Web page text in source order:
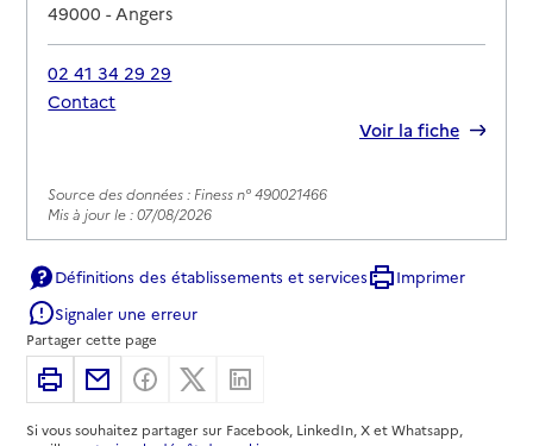
49000-Angers
02 41 34 29 29
Contact
Voir la fiche
Source des données : Finess n° 490021466
Mis à jour le : 07/08/2026
Agence Proximité services
Adresse
27 boulevard Gaston Dumesnil
49000-Angers
Rapport HAS
Définitions des établissements et services
Imprimer
Signaler une erreur
Partager cette page
ImprimerPartager par email
Partager sur Facebook
Partager sur X
Si vous souhaitez partager sur Facebook, LinkedIn, X et Whatsapp,